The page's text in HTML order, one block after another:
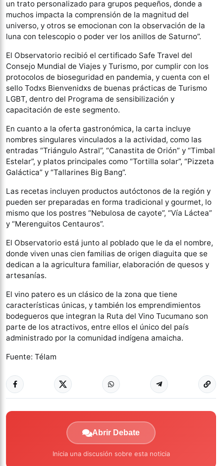
un trato personalizado para grupos pequeños, donde a
muchos impacta la comprensión de la magnitud del
universo, y otros se emocionan con la observación de la
luna con telescopio o poder ver los anillos de Saturno”.
El Observatorio recibió el certificado Safe Travel del
Consejo Mundial de Viajes y Turismo, por cumplir con los
protocolos de bioseguridad en pandemia, y cuenta con el
sello Todxs Bienvenidxs de buenas prácticas de Turismo
LGBT, dentro del Programa de sensibilización y
capacitación de este segmento.
En cuanto a la oferta gastronómica, la carta incluye
nombres singulares vinculados a la actividad, como las
entradas “Triángulo Astral”, “Canastita de Orión” y “Timbal
Estelar”, y platos principales como “Tortilla solar”, “Pizzeta
Galáctica” y “Tallarines Big Bang”.
Las recetas incluyen productos autóctonos de la región y
pueden ser preparadas en forma tradicional y gourmet, lo
mismo que los postres “Nebulosa de cayote”, “Vía Láctea”
y “Merenguitos Centauros”.
El Observatorio está junto al poblado que le da el nombre,
donde viven unas cien familias de origen diaguita que se
dedican a la agricultura familiar, elaboración de quesos y
artesanías.
El vino patero es un clásico de la zona que tiene
características únicas, y también los emprendimientos
bodegueros que integran la Ruta del Vino Tucumano son
parte de los atractivos, entre ellos el único del país
administrado por la comunidad indígena amaicha.
Fuente: Télam
Abrir Debate
Inicia una discusión sobre esta noticia